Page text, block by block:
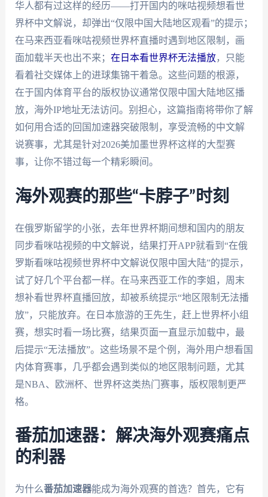
华人都有过这样的经历——打开国内的咪咕视频想看世
界杯中文解说，却弹出“仅限中国大陆地区观看”的提示；
在马来西亚看咪咕视频世界杯直播时遇到地区限制，画
面加载半天也出不来； 在日本看世界杯无法播放，只能
看着社交媒体上的进球集锦干着急。这些问题的根源，
在于国内体育平台的版权协议通常仅限中国大陆地区播
放，海外IP地址无法访问。别担心，这篇指南将带你了解
如何用合适的回国加速器突破限制，享受流畅的中文解
说赛事，尤其是针对2026美加墨世界杯这样的大型赛
事，让你不错过每一个精彩瞬间。
海外观赛的那些“卡脖子”时刻
在俄罗斯留学的小张，去年世界杯期间想和国内的朋友
同步看咪咕视频的中文解说，结果打开APP就看到“在俄
罗斯看咪咕视频世界杯中文解说仅限中国大陆”的提示，
试了好几个平台都一样。在马来西亚工作的李姐，周末
想补看世界杯直播回放，却被系统提示“地区限制无法播
放”，只能放弃。在日本旅游的王先生，赶上世界杯小组
赛，想实时看一场比赛，结果页面一直显示加载中，最
后提示“无法播放”。这些场景不是个例，海外用户想看国
内体育赛事，几乎都会遇到类似的地区限制问题，尤其
是NBA、欧洲杯、世界杯这类热门赛事，版权限制更严
格。
番茄加速器：解决海外观赛痛点
的利器
为什么番茄加速器能成为海外观赛的首选？首先，它有